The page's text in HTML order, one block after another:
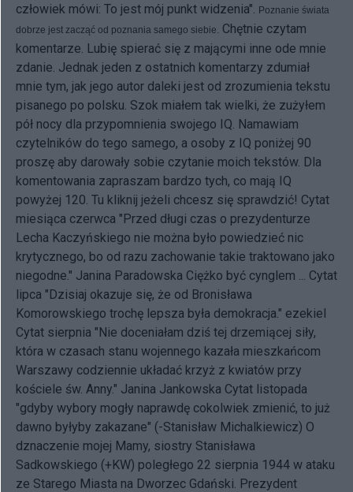
człowiek mówi: To jest mój punkt widzenia". Poznanie świata
dobrze jest zacząć od poznania samego siebie. Chętnie czytam
komentarze. Lubię spierać się z mającymi inne ode mnie
zdanie. Jednak jeden z ostatnich komentarzy zdumiał
mnie tym, jak jego autor daleki jest od zrozumienia tekstu
pisanego po polsku. Szok miałem tak wielki, że zużyłem
pół nocy dla przypomnienia swojego IQ. Namawiam
czytelników do tego samego, a osoby z IQ poniżej 90
proszę aby darowały sobie czytanie moich tekstów. Dla
komentowania zapraszam bardzo tych, co mają IQ
powyżej 120. Tu kliknij jeżeli chcesz się sprawdzić! Cytat
miesiąca czerwca "Przed długi czas o prezydenturze
Lecha Kaczyńskiego nie można było powiedzieć nic
krytycznego, bo od razu zachowanie takie traktowano jako
niegodne." Janina Paradowska Ciężko być cynglem ... Cytat
lipca "Dzisiaj okazuje się, że od Bronisława
Komorowskiego trochę lepsza była demokracja." ezekiel
Cytat sierpnia "Nie doceniałam dziś tej drzemiącej siły,
która w czasach stanu wojennego kazała mieszkańcom
Warszawy codziennie układać krzyż z kwiatów przy
kościele św. Anny." Janina Jankowska Cytat listopada
"gdyby wybory mogły naprawdę cokolwiek zmienić, to już
dawno byłyby zakazane" (-Stanisław Michalkiewicz) O
dznaczenie mojej Mamy, siostry Stanisława
Sadkowskiego (+KW) poległego 22 sierpnia 1944 w ataku
ze Starego Miasta na Dworzec Gdański. Prezydent